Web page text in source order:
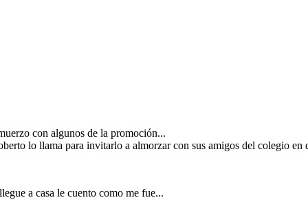
terminar, ya
le
de sus tíos,
de Trujillo y
con algunos de la promoción...
lo llama para invitarlo a almorzar con sus amigos del colegio en
a casa le cuento como me fue...